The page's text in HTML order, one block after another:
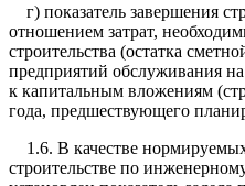
г) показатель завершения
отношением затрат,
строительства (остатка
предприятий обслуживания
к капитальным вложениям
года, предшествующего
1.6. В качестве нормируемых
строительстве по